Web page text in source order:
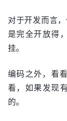
对于开发而言
是完全开放得
挂。
编码之外，看
看，如果发现
的。